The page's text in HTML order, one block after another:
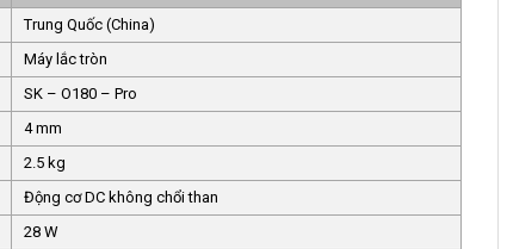
Trung Quốc (China)
Máy lắc tròn
SK – O180 – Pro
4 mm
2.5 kg
Động cơ DC không chổi than
28 W